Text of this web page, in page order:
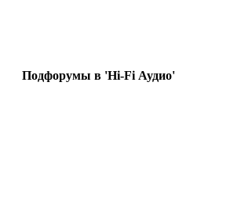
Подфорумы в 'Hi-Fi Аудио'